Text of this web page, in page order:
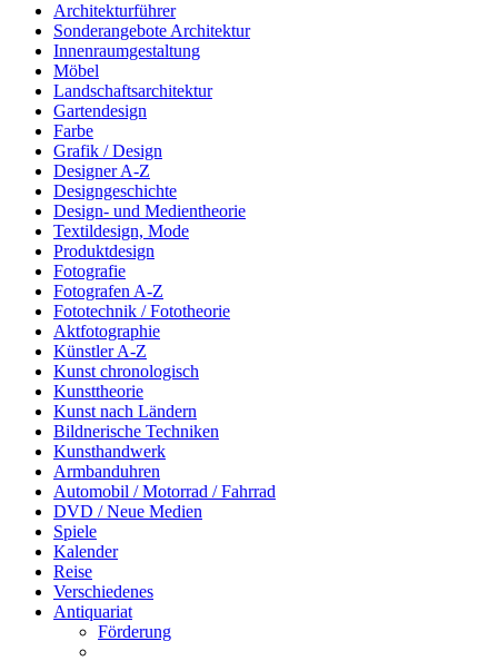
Architekturführer
Sonderangebote Architektur
Innenraumgestaltung
Möbel
Landschaftsarchitektur
Gartendesign
Farbe
Grafik / Design
Designer A-Z
Designgeschichte
Design- und Medientheorie
Textildesign, Mode
Produktdesign
Fotografie
Fotografen A-Z
Fototechnik / Fototheorie
Aktfotographie
Künstler A-Z
Kunst chronologisch
Kunsttheorie
Kunst nach Ländern
Bildnerische Techniken
Kunsthandwerk
Armbanduhren
Automobil / Motorrad / Fahrrad
DVD / Neue Medien
Spiele
Kalender
Reise
Verschiedenes
Antiquariat
Förderung